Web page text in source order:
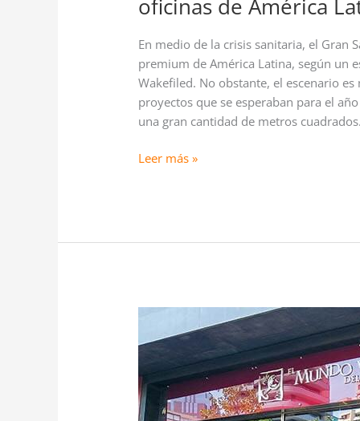
oficinas de América
En medio de la crisis sanitaria, el Gran
premium de América Latina, según un
Wakefiled. No obstante, el escenario
proyectos que se esperaban para el
una gran cantidad de metros cuadrados.
Leer más »
Goyenechea
no
se
salva
y